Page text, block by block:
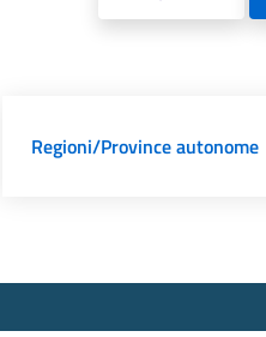
Regioni/Province autonome